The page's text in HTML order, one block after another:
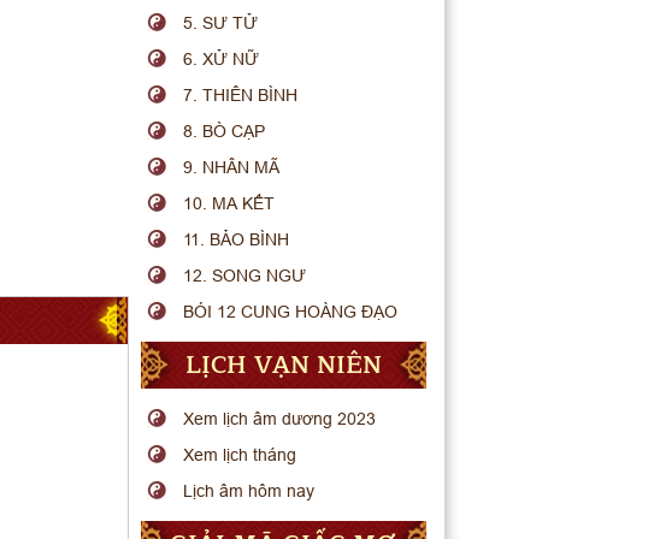
5. SƯ TỬ
6. XỬ NỮ
7. THIÊN BÌNH
8. BÒ CẠP
9. NHÂN MÃ
10. MA KẾT
11. BẢO BÌNH
12. SONG NGƯ
BÓI 12 CUNG HOÀNG ĐẠO
LỊCH VẠN NIÊN
Xem lịch âm dương 2023
Xem lịch tháng
Lịch âm hôm nay